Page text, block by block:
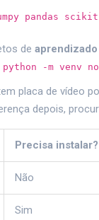
pandas
de
python -m venv
placa de vídeo
depois,
Precisa instalar?
Não
Sim